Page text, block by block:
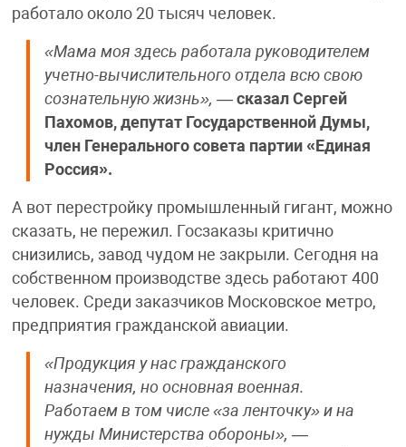
работало около 20 тысяч человек.
«Мама моя здесь работала руководителем
учетно-вычислительного отдела всю свою
сознательную жизнь», —сказал Сергей
Пахомов, депутат Государственной Думы,
член Генерального совета партии «Единая
Россия».
А вот перестройку промышленный гигант, можно
сказать, не пережил. Госзаказы критично
снизились, завод чудом не закрыли. Сегодня на
собственном производстве здесь работают 400
человек. Среди заказчиков Московское метро,
предприятия гражданской авиации.
«Продукция у нас гражданского
назначения, но основная военная.
Работаем в том числе «за ленточку» и на
нужды Министерства обороны», —